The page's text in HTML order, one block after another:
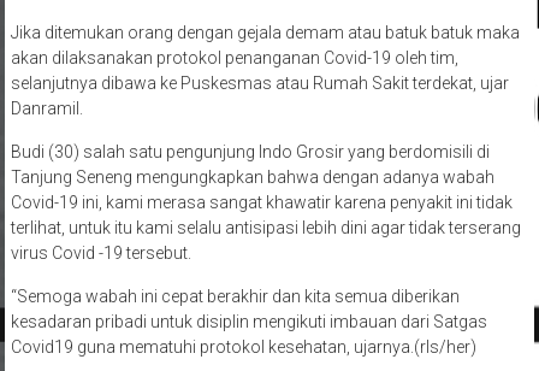
Jika ditemukan orang dengan gejala demam atau batuk batuk maka
akan dilaksanakan protokol penanganan Covid-19 oleh tim,
selanjutnya dibawa ke Puskesmas atau Rumah Sakit terdekat, ujar
Danramil.
Budi (30) salah satu pengunjung Indo Grosir yang berdomisili di
Tanjung Seneng mengungkapkan bahwa dengan adanya wabah
Covid-19 ini, kami merasa sangat khawatir karena penyakit ini tidak
terlihat, untuk itu kami selalu antisipasi lebih dini agar tidak terserang
virus Covid -19 tersebut.
“Semoga wabah ini cepat berakhir dan kita semua diberikan
kesadaran pribadi untuk disiplin mengikuti imbauan dari Satgas
Covid19 guna mematuhi protokol kesehatan, ujarnya.(rls/her)